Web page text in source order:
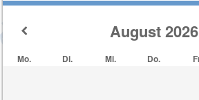
August 2026
Mo. Di. Mi. Do.